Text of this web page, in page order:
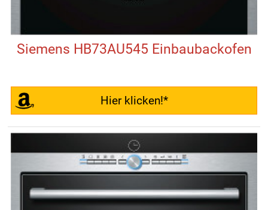
Siemens HB73AU545 Einbaubackofen
Hier klicken!*